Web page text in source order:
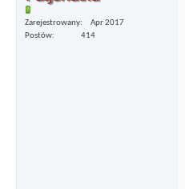
Zarejestrowany
Apr 2017
Postów
414